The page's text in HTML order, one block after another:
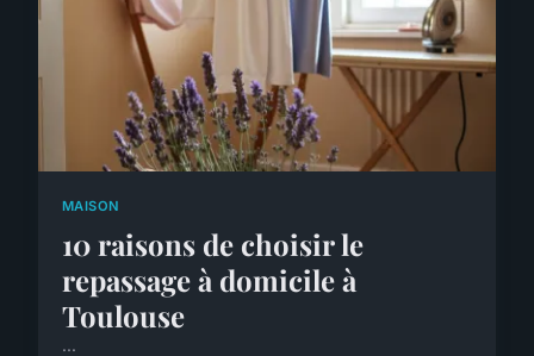
MAISON
10 raisons de choisir le
repassage à domicile à
Toulouse
...